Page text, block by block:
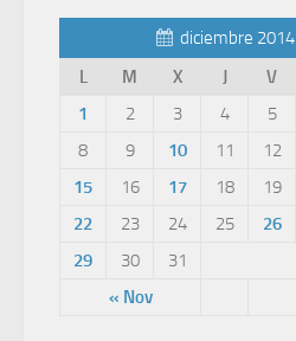
diciembre 2014
L
M X J V
« Nov
1 2 3 4 5
8
9 10 11 12
15
16 17 18 19
22
23 24 25 26
29
30 31